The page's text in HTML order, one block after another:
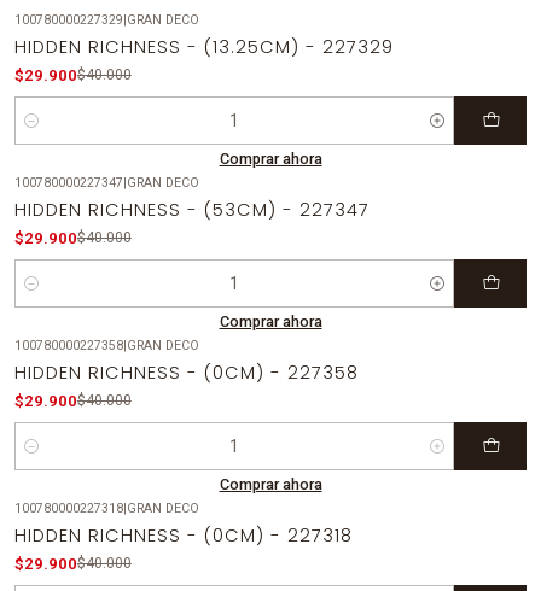
100780000227329|GRAN DECO
HIDDEN RICHNESS - (13.25CM) - 227329
$29.900$40.000
Cantidad
Comprar ahora
100780000227347|GRAN DECO
HIDDEN RICHNESS - (53CM) - 227347
$29.900$40.000
Cantidad
Comprar ahora
100780000227358|GRAN DECO
HIDDEN RICHNESS - (0CM) - 227358
$29.900$40.000
Cantidad
Comprar ahora
100780000227318|GRAN DECO
HIDDEN RICHNESS - (0CM) - 227318
$29.900$40.000